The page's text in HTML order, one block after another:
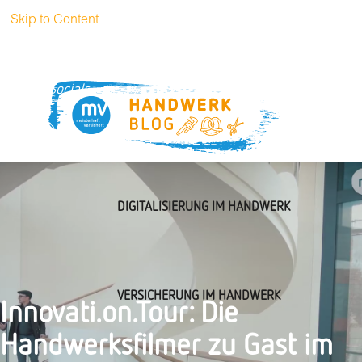
Skip to Content
Socials
DIGITALISIERUNG IM HANDWERK
VERSICHERUNG IM HANDWERK
Innovati.on.Tour: Die
Handwerksfilmer zu Gast im